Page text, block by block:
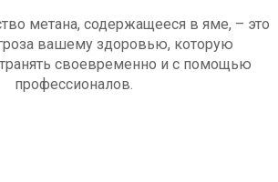
метана, содержащееся в яме, – это
вашему здоровью, которую
своевременно и с помощью
профессионалов.